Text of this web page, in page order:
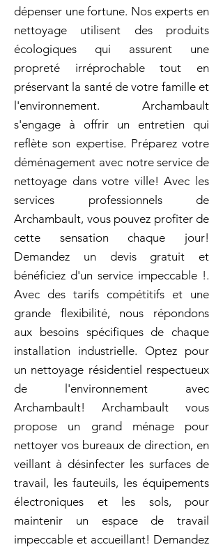
dépenser une fortune. Nos experts en
nettoyage utilisent des produits
écologiques qui assurent une
propreté irréprochable tout en
préservant la santé de votre famille et
l'environnement. Archambault
s'engage à offrir un entretien qui
reflète son expertise. Préparez votre
déménagement avec notre service de
nettoyage dans votre ville! Avec les
services professionnels de
Archambault, vous pouvez profiter de
cette sensation chaque jour!
Demandez un devis gratuit et
bénéficiez d'un service impeccable !.
Avec des tarifs compétitifs et une
grande flexibilité, nous répondons
aux besoins spécifiques de chaque
installation industrielle. Optez pour
un nettoyage résidentiel respectueux
de l'environnement avec
Archambault! Archambault vous
propose un grand ménage pour
nettoyer vos bureaux de direction, en
veillant à désinfecter les surfaces de
travail, les fauteuils, les équipements
électroniques et les sols, pour
maintenir un espace de travail
impeccable et accueillant! Demandez